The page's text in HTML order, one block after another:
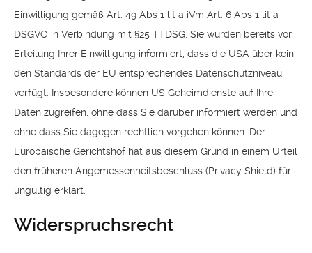
Einwilligung gemäß Art. 49 Abs 1 lit a iVm Art. 6 Abs 1 lit a
DSGVO in Verbindung mit §25 TTDSG. Sie wurden bereits vor
Erteilung Ihrer Einwilligung informiert, dass die USA über kein
den Standards der EU entsprechendes Datenschutzniveau
verfügt. Insbesondere können US Geheimdienste auf Ihre
Daten zugreifen, ohne dass Sie darüber informiert werden und
ohne dass Sie dagegen rechtlich vorgehen können. Der
Europäische Gerichtshof hat aus diesem Grund in einem Urteil
den früheren Angemessenheitsbeschluss (Privacy Shield) für
ungültig erklärt.
Widerspruchsrecht